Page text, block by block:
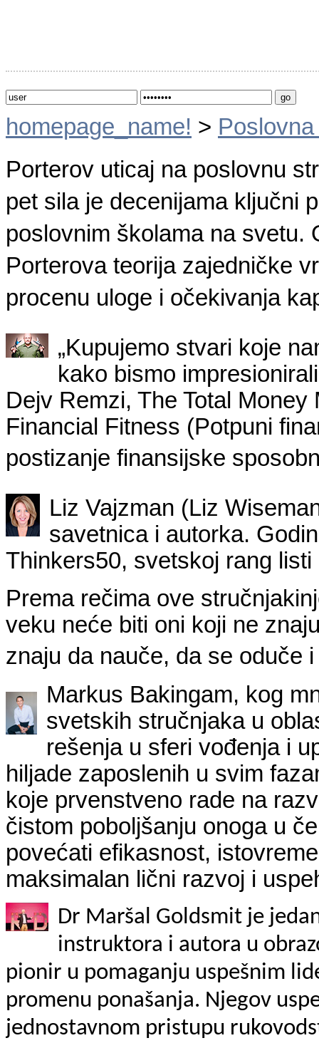
homepage_name! >
Porterov uticaj na poslovnu
pet sila je decenijama ključni
poslovnim školama na svetu.
Porterova teorija zajedničke
procenu uloge i očekivanja
„Kupujemo stvari koje
kako bismo
Dejv Remzi, The Total
Financial Fitness (Potpuni
postizanje finansijske
Liz Vajzman (Liz
savetnica i autorka.
Thinkers50, svetskoj rang
Prema rečima ove
veku neće biti oni koji ne
znaju da nauče, da se oduče
Markus Bakingam, kog
svetskih stručnjaka u
rešenja u sferi vođenja i
hiljade zaposlenih u svim
koje prvenstveno rade na
čistom poboljšanju onoga u
povećati efikasnost,
maksimalan lični razvoj i
Dr Maršal Goldsmit je
instruktora i autora u
pionir u pomaganju uspešnim
promenu ponašanja. Njegov
jednostavnom pristupu